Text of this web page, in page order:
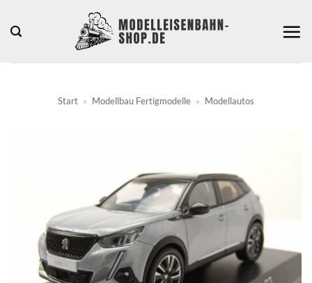
Inhalt
Start » Modellbau Fertigmodelle » Modellautos